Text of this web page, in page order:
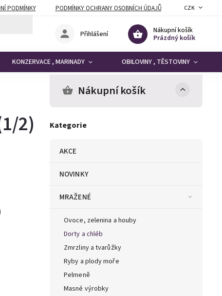
PODMÍNKY PODMÍNKY OCHRANY OSOBNÍCH ÚDAJŮ CZK
Nákupní košík
Prázdný košík
Přihlášení
KONZERVACE , MARINADY OBILOVINY , TĚSTOVINY
Nákupní košík
Kategorie
AKCE
NOVINKY
MRAŽENÉ
Ovoce, zelenina a houby
Dorty a chléb
Zmrzliny a tvarůžky
Ryby a plody moře
Pelmeně
Masné výrobky
2)